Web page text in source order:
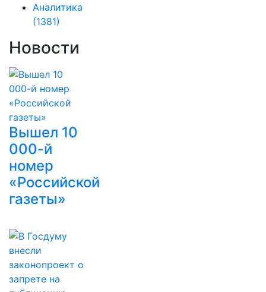
Аналитика
(1381)
Новости
Вышел 10
000-й
номер
«Российской
газеты»